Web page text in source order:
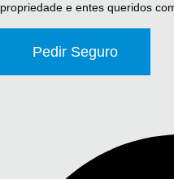
propriedade e entes queridos
Pedir Seguro